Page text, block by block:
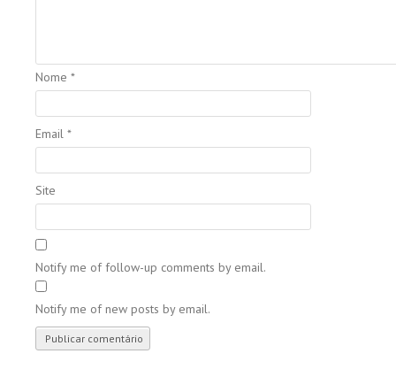
Nome *
Email *
Site
Notify me of follow-up comments by email.
Notify me of new posts by email.